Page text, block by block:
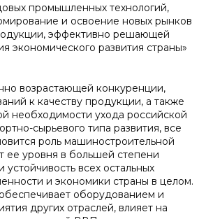
промышленных технологий,
и освоение новых рынков
эффективно решающей
экономического развития страны»
возрастающей конкуренции,
к качеству продукции, а также
необходимости ухода российской
сырьевого типа развития, все
роль машиностроительной
ее уровня в большей степени
устойчивость всех остальных
и экономики страны в целом.
оборудованием и
других отраслей, влияет на